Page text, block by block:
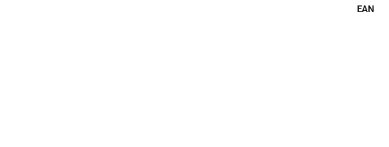
EAN